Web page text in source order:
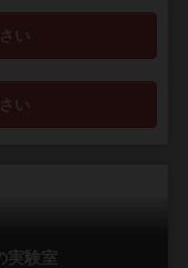
い
い
実験室